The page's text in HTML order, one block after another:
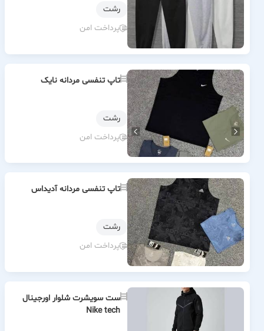
رشت
پرداخت امن
تاپ تنفسی مردانه نایک
رشت
پرداخت امن
تاپ تنفسی مردانه آدیداس
رشت
پرداخت امن
ست سویشرت شلوار اورجینال
Nike tech